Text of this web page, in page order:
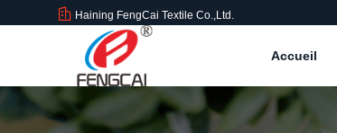
Haining FengCai Textile Co.,Ltd.
Accueil